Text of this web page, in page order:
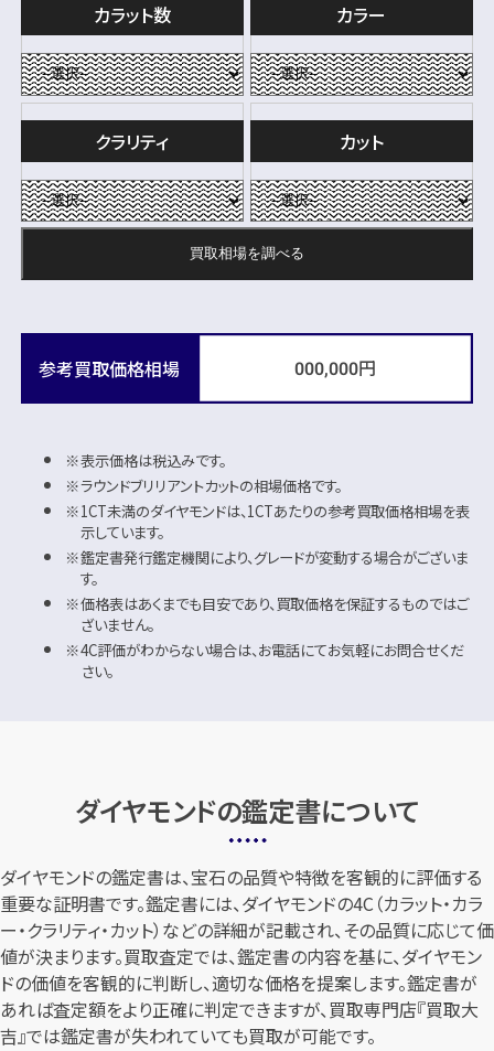
カラット数 カラー
クラリティ カット
買取相場を調べる
参考買取価格相場 000,000円
表示価格は税込みです。
ラウンドブリリアントカットの相場価格です。
1CT未満のダイヤモンドは、1CTあたりの参考買取価格相場を表
示しています。
鑑定書発行鑑定機関により、グレードが変動する場合がございま
す。
価格表はあくまでも目安であり、買取価格を保証するものではご
ざいません。
4C評価がわからない場合は、お電話にてお気軽にお問合せくだ
さい。
ダイヤモンドの鑑定書について
ダイヤモンドの鑑定書は、宝石の品質や特徴を客観的に評価する
重要な証明書です。鑑定書には、ダイヤモンドの4C（カラット・カラ
ー・クラリティ・カット）などの詳細が記載され、その品質に応じて価
値が決まります。買取査定では、鑑定書の内容を基に、ダイヤモン
ドの価値を客観的に判断し、適切な価格を提案します。鑑定書が
あれば査定額をより正確に判定できますが、買取専門店『買取大
吉』では鑑定書が失われていても買取が可能です。